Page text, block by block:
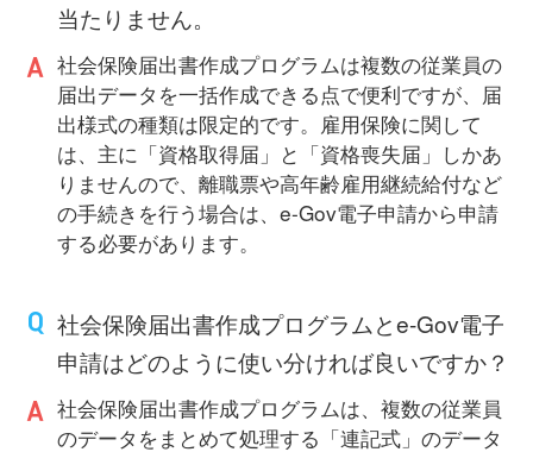
当たりません。
社会保険届出書作成プログラムは複数の従業員の
届出データを一括作成できる点で便利ですが、届
出様式の種類は限定的です。雇用保険に関して
は、主に「資格取得届」と「資格喪失届」しかあ
りませんので、離職票や高年齢雇用継続給付など
の手続きを行う場合は、e-Gov電子申請から申請
する必要があります。
社会保険届出書作成プログラムとe-Gov電子
申請はどのように使い分ければ良いですか？
社会保険届出書作成プログラムは、複数の従業員
のデータをまとめて処理する「連記式」のデータ